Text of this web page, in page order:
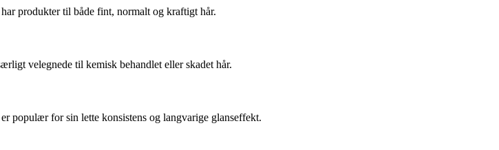
produkter til både fint, normalt og kraftigt hår.
velegnede til kemisk behandlet eller skadet hår.
er populær for sin lette konsistens og langvarige glanseffekt.